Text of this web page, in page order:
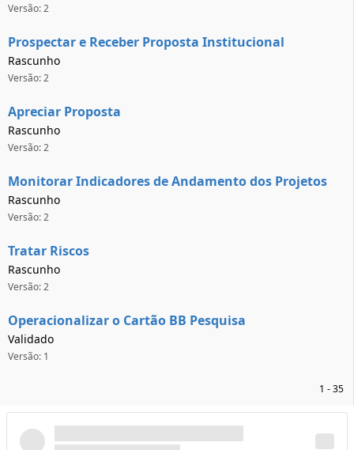
Versão: 2
Prospectar e Receber Proposta Institucional
Rascunho
Versão: 2
Apreciar Proposta
Rascunho
Versão: 2
Monitorar Indicadores de Andamento dos Projetos
Rascunho
Versão: 2
Tratar Riscos
Rascunho
Versão: 2
Operacionalizar o Cartão BB Pesquisa
Validado
Versão: 1
1 - 35